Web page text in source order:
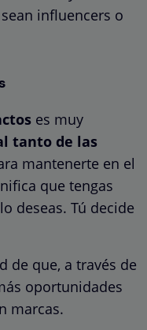
influencers o
es muy
tanto de las
mantenerte en el
que tengas
deseas. Tú decide
de que, a través de
oportunidades
marcas.